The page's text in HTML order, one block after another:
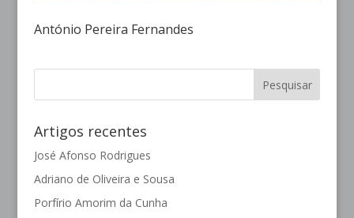
António Pereira Fernandes
Artigos recentes
José Afonso Rodrigues
Adriano de Oliveira e Sousa
Porfírio Amorim da Cunha